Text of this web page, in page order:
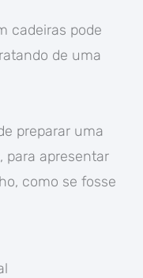
cadeiras pode
de uma
preparar uma
para apresentar
como se fosse